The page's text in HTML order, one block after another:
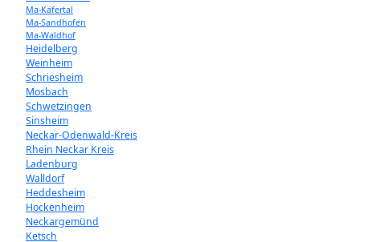
Ma-Käfertal
Ma-Sandhofen
Ma-Waldhof
Heidelberg
Weinheim
Schriesheim
Mosbach
Schwetzingen
Sinsheim
Neckar-Odenwald-Kreis
Rhein Neckar Kreis
Ladenburg
Walldorf
Heddesheim
Hockenheim
Neckargemünd
Ketsch